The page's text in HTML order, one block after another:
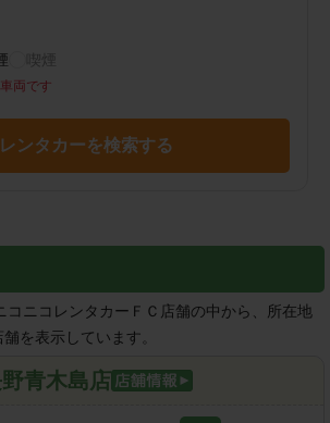
喫煙
両です
レンタカーを検索する
コニコレンタカーＦＣ店舗の中から、所在地
を表示しています。
青木島店